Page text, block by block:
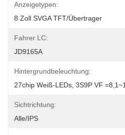
Anzeigetypen:
8 Zoll SVGA TFT/Übertrager
Fahrer LC:
JD9165A
Hintergrundbeleuchtung:
27chip Weiß-LEDs, 3S9P VF
Sichtrichtung:
Alle/IPS